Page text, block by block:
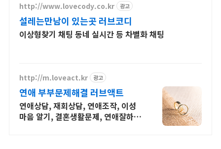
http://www.lovecody.co.kr 광고
설레는만남이 있는곳 러브코디
이상형찾기 채팅 동네 실시간 등 차별화 채팅
http://m.loveact.kr 광고
연애 부부문제해결 러브액트
연애상담, 재회상담, 연애조작, 이성
마음 알기, 결혼생활문제, 연애잘하는